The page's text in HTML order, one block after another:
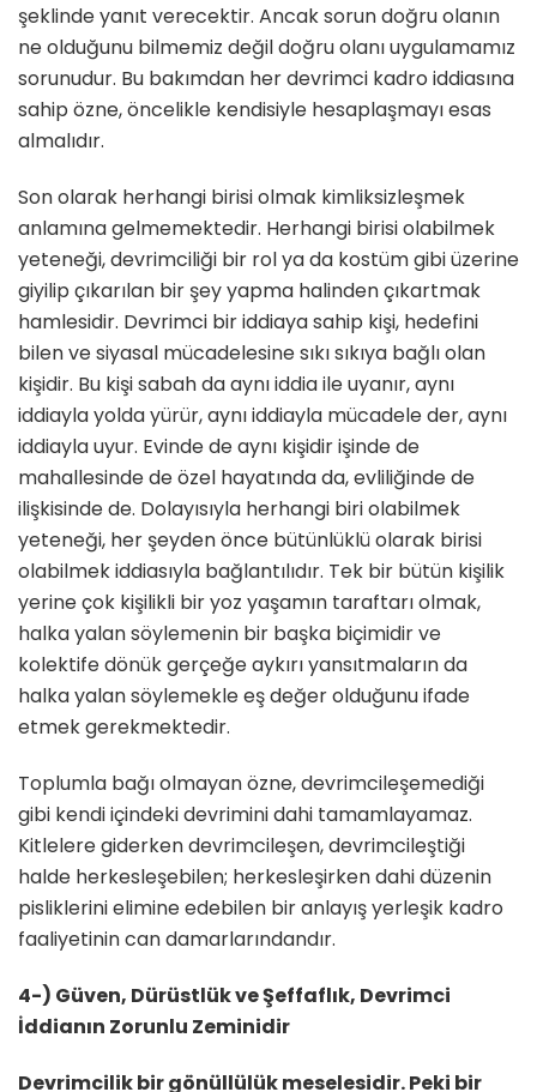
şeklinde yanıt verecektir. Ancak sorun doğru olanın
ne olduğunu bilmemiz değil doğru olanı uygulamamız
sorunudur. Bu bakımdan her devrimci kadro iddiasına
sahip özne, öncelikle kendisiyle hesaplaşmayı esas
almalıdır.
Son olarak herhangi birisi olmak kimliksizleşmek
anlamına gelmemektedir. Herhangi birisi olabilmek
yeteneği, devrimciliği bir rol ya da kostüm gibi üzerine
giyilip çıkarılan bir şey yapma halinden çıkartmak
hamlesidir. Devrimci bir iddiaya sahip kişi, hedefini
bilen ve siyasal mücadelesine sıkı sıkıya bağlı olan
kişidir. Bu kişi sabah da aynı iddia ile uyanır, aynı
iddiayla yolda yürür, aynı iddiayla mücadele der, aynı
iddiayla uyur. Evinde de aynı kişidir işinde de
mahallesinde de özel hayatında da, evliliğinde de
ilişkisinde de. Dolayısıyla herhangi biri olabilmek
yeteneği, her şeyden önce bütünlüklü olarak birisi
olabilmek iddiasıyla bağlantılıdır. Tek bir bütün kişilik
yerine çok kişilikli bir yoz yaşamın taraftarı olmak,
halka yalan söylemenin bir başka biçimidir ve
kolektife dönük gerçeğe aykırı yansıtmaların da
halka yalan söylemekle eş değer olduğunu ifade
etmek gerekmektedir.
Toplumla bağı olmayan özne, devrimcileşemediği
gibi kendi içindeki devrimini dahi tamamlayamaz.
Kitlelere giderken devrimcileşen, devrimcileştiği
halde herkesleşebilen; herkesleşirken dahi düzenin
pisliklerini elimine edebilen bir anlayış yerleşik kadro
faaliyetinin can damarlarındandır.
4-) Güven, Dürüstlük ve Şeffaflık, Devrimci
İddianın Zorunlu Zeminidir
Devrimcilik bir gönüllülük meselesidir. Peki bir